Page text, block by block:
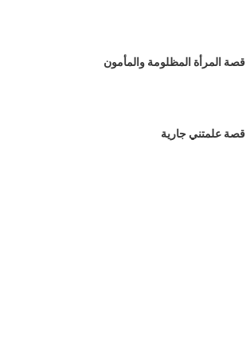
قصة المرأة المظلومة والمأمون
قصة علمتني جارية